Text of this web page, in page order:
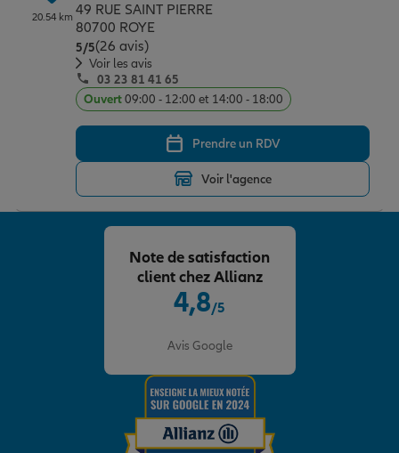
20.54 km 49 RUE SAINT PIERRE
80700 ROYE
5/5Note de 5 sur 5
(26 avis)
Voir les avis
03 23 81 41 65
Ouvert09:00 - 12:00 et 14:00 - 18:00
Prendre un RDV
Voir l'agence
4,8/5
Avis Google
Note de satisfaction
client chez Allianz